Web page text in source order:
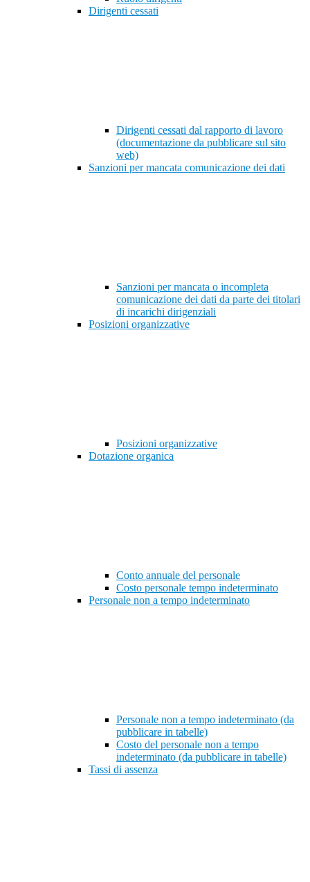
Dirigenti cessati
Dirigenti cessati dal rapporto di lavoro
(documentazione da pubblicare sul sito
web)
Sanzioni per mancata comunicazione dei dati
Sanzioni per mancata o incompleta
comunicazione dei dati da parte dei titolari
di incarichi dirigenziali
Posizioni organizzative
Posizioni organizzative
Dotazione organica
Conto annuale del personale
Costo personale tempo indeterminato
Personale non a tempo indeterminato
Personale non a tempo indeterminato (da
pubblicare in tabelle)
Costo del personale non a tempo
indeterminato (da pubblicare in tabelle)
Tassi di assenza